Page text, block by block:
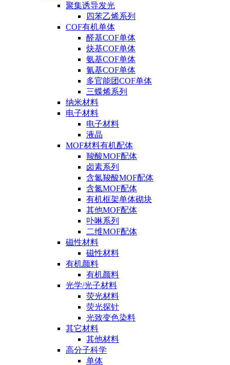
聚集诱导发光
四苯乙烯系列
COF有机单体
醛基COF单体
炔基COF单体
氨基COF单体
氰基COF单体
多官能团COF单体
三蝶烯系列
纳米材料
电子材料
电子材料
液晶
MOF材料有机配体
羧酸MOF配体
卤素系列
含氮羧酸MOF配体
含氮MOF配体
有机框架单体砌块
其他MOF配体
卟啉系列
二维MOF配体
磁性材料
磁性材料
有机颜料
有机颜料
光学/光子材料
荧光材料
荧光探针
光致变色染料
其它材料
其他材料
高分子科学
单体